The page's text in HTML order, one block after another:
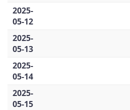
2025-
05-12
2025-
05-13
2025-
05-14
2025-
05-15